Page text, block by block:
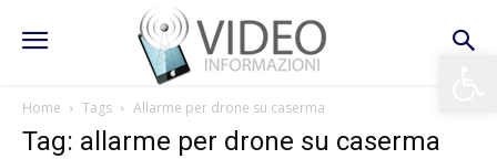
Home Tags Allarme per drone su caserma
Tag: allarme per drone su caserma